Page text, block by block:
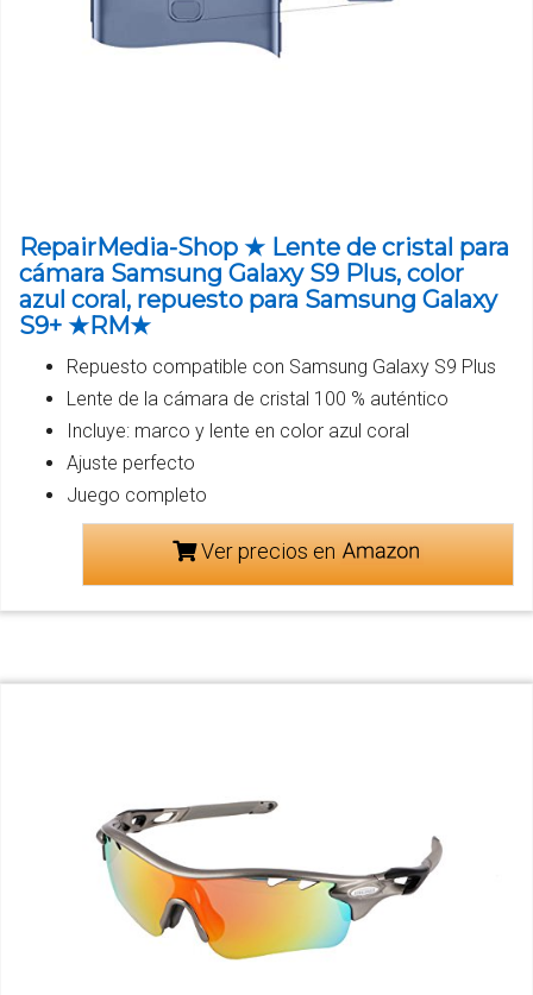
RepairMedia-Shop ★ Lente de cristal para
cámara Samsung Galaxy S9 Plus, color
azul coral, repuesto para Samsung Galaxy
S9+ ★RM★
Repuesto compatible con Samsung Galaxy S9 Plus
Lente de la cámara de cristal 100 % auténtico
Incluye: marco y lente en color azul coral
Ajuste perfecto
Juego completo
Ver precios en